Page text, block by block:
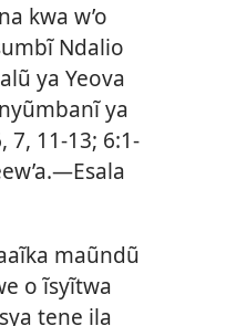
kwa w’o
Ndalio
ya Yeova
ya
7, 11-13; 6:1-
—Esala
maũndũ
o ĩsyĩtwa
tene ila